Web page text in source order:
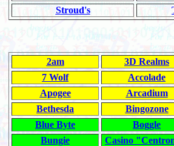
Stroud's
2am
3D Realms
7 Wolf
Accolade
Apogee
Arcadium
Bethesda
Bingozone
Blue Byte
Boggle
Bungie
Casino